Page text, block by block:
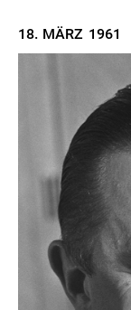
18. MÄRZ 1961